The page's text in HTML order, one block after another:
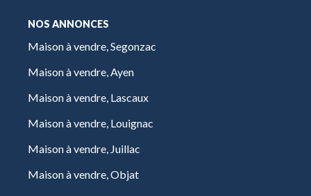
NOS ANNONCES
Maison à vendre, Segonzac
Maison à vendre, Ayen
Maison à vendre, Lascaux
Maison à vendre, Louignac
Maison à vendre, Juillac
Maison à vendre, Objat